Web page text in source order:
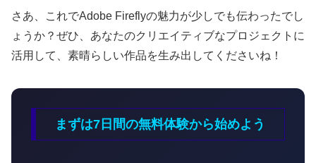
さあ、これでAdobe Fireflyの魅力が少しでも伝わったでし
ょうか？ぜひ、あなたのクリエイティブなプロジェクトに
活用して、素晴らしい作品を生み出してくださいね！
まずは7日間の無料体験から始めよう